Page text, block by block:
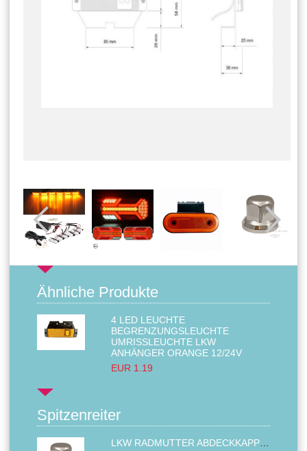
Ähnliche Produkte
4 LED LEUCHTE
BEGRENZUNGSLEUCHTE
UMRISSLEUCHTE LKW A
NHÄNGER ORANGE 12/24V
EUR 1.19
Spitzenreiter